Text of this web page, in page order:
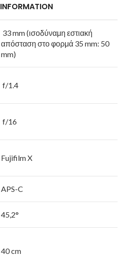
INFORMATION
33 mm (ισοδύναμη εστιακή
απόσταση στο φορμά 35 mm: 50
mm)
f/1.4
f/16
Fujifilm X
APS-C
45,2°
40 cm